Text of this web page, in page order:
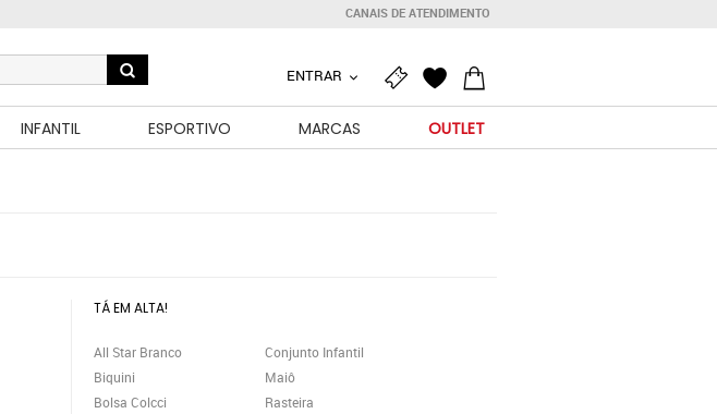
CANAIS DE ATENDIMENTO
ENTRAR
INFANTIL ESPORTIVO MARCAS OUTLET
TÁ EM ALTA!
All Star Branco
Biquini
Bolsa Colcci
Conjunto Infantil
Maiô
Rasteira